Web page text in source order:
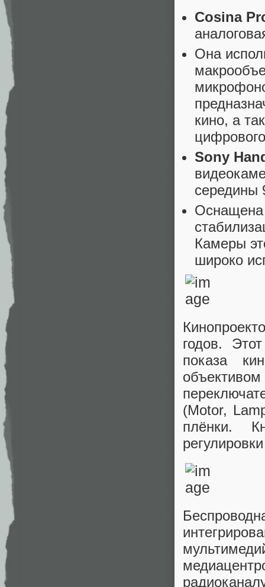
Cosina
Она
кино, а
Sony
середины
Оснащена
Камеры
широко
годов.
показа
(Motor,
плёнки.